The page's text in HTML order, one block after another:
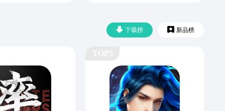
下载榜 新品榜